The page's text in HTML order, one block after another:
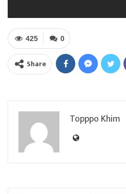
0
425
Share
Topppo Khim